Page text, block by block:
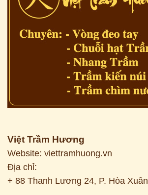
Việt Trầm Hương
Website: viettramhuong.vn
Địa chỉ:
+ 88 Thanh Lương 24, P. Hòa